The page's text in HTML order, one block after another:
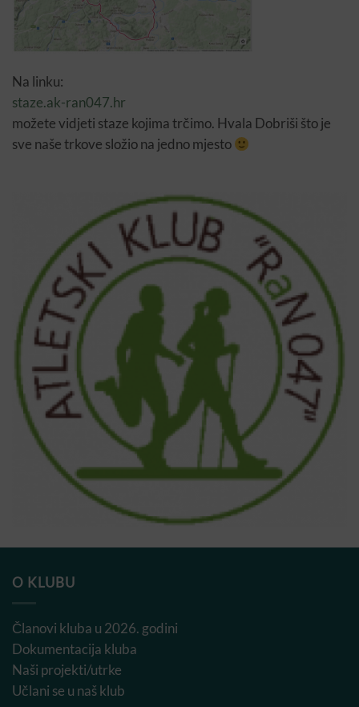
Na linku:
staze.ak-ran047.hr
možete vidjeti staze kojima trčimo. Hvala Dobriši što je
sve naše trkove složio na jedno mjesto
O KLUBU
Članovi kluba u 2026. godini
Dokumentacija kluba
Naši projekti/utrke
Učlani se u naš klub